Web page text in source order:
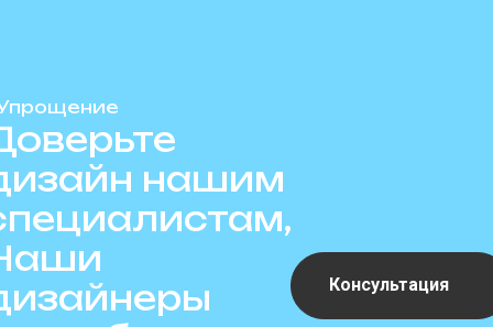
нашим
Консультация